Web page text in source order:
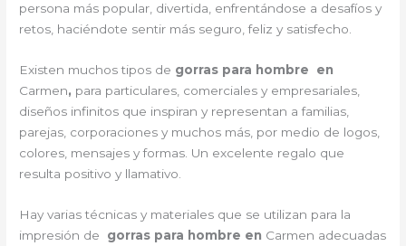
persona más popular, divertida, enfrentándose a desafíos y
retos, haciéndote sentir más seguro, feliz y satisfecho.
Existen muchos tipos de gorras para hombre en
Carmen, para particulares, comerciales y empresariales,
diseños infinitos que inspiran y representan a familias,
parejas, corporaciones y muchos más, por medio de logos,
colores, mensajes y formas. Un excelente regalo que
resulta positivo y llamativo.
Hay varias técnicas y materiales que se utilizan para la
impresión de gorras para hombre en Carmen adecuadas